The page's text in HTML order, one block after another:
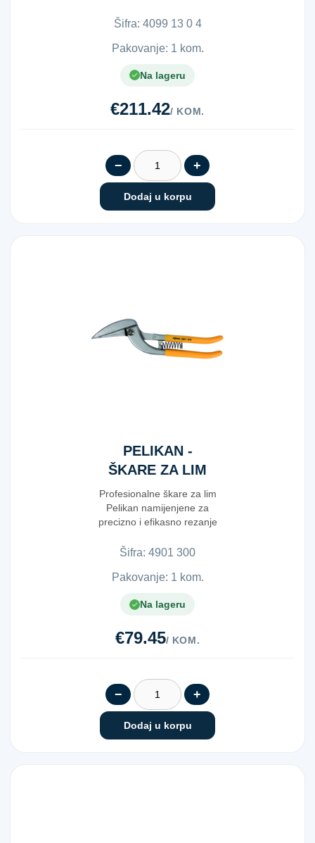
Šifra: 4​0​9​9​ ​1​3​ ​0​ ​4​
Pakovanje: 1 kom.
Na lageru
€211.42/ KOM.
− +
Dodaj u korpu
PELIKAN -
ŠKARE ZA LIM
300MM
Profesionalne škare za lim
Pelikan namijenjene za
precizno i efikasno rezanje
Šifra: 4​9​0​1​ ​3​0​0​
Pakovanje: 1 kom.
Na lageru
€79.45/ KOM.
− +
Dodaj u korpu